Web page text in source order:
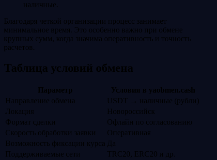
наличные.
Благодаря четкой организации процесс занимает
минимальное время. Это особенно важно при обмене
крупных сумм, когда значима оперативность и точность
расчетов.
Таблица условий обмена
Параметр
Условия в yaobmen.cash
Направление обмена
USDT → наличные (рубли)
Локация
Новороссийск
Формат сделки
Офлайн по согласованию
Скорость обработки заявки
Оперативная
Возможность фиксации курса Да
Поддерживаемые сети
TRC20, ERC20 и др.